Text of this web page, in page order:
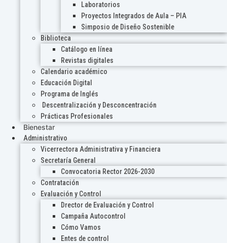
Laboratorios
Proyectos Integrados de Aula – PIA
Simposio de Diseño Sostenible
Biblioteca
Catálogo en línea
Revistas digitales
Calendario académico
Educación Digital
Programa de Inglés
Descentralización y Desconcentración
Prácticas Profesionales
Bienestar
Administrativo
Vicerrectora Administrativa y Financiera
Secretaría General
Convocatoria Rector 2026-2030
Contratación
Evaluación y Control
Drector de Evaluación y Control
Campaña Autocontrol
Cómo Vamos
Entes de control